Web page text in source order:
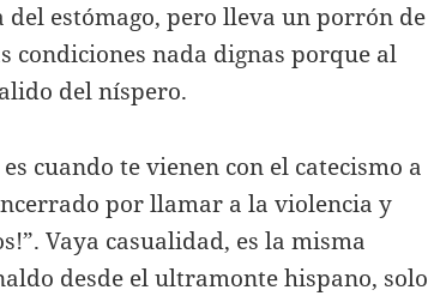
del estómago, pero lleva un porrón de
condiciones nada dignas porque al
del níspero.
cuando te vienen con el catecismo a
por llamar a la violencia y
Vaya casualidad, es la misma
desde el ultramonte hispano, solo